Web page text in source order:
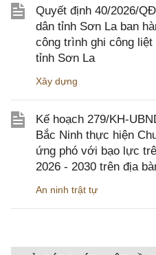
Quyết định 40/2026/
dân tỉnh Sơn La ban
công trình ghi công
tỉnh Sơn La
Xây dựng
Kế hoạch 279/KH-
Bắc Ninh thực hiện
ứng phó với bạo lực
2026 - 2030 trên địa
An ninh trật tự